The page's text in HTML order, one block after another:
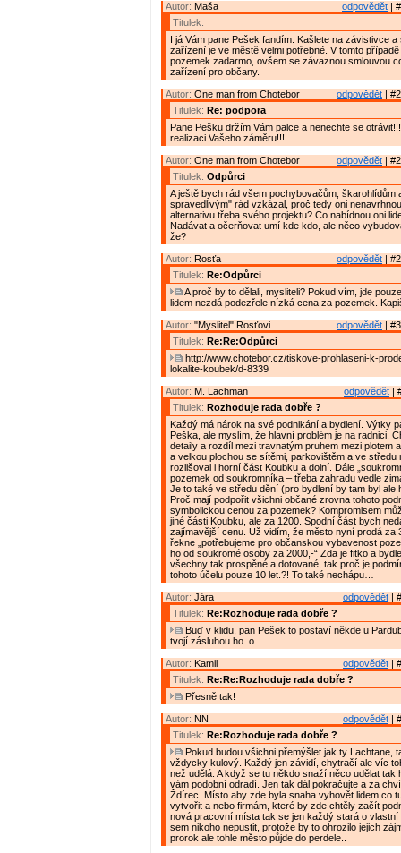
odpovědět |
Autor: Maša
Titulek:
I já Vám pane Pešek fandím. Kašlete na závistivce a
zařízení je ve městě velmi potřebné. V tomto
pozemek zadarmo, ovšem se závaznou smlouvou
zařízení pro občany.
odpovědět |
Autor: One man from Chotebor
Titulek: Re: podpora
Pane Pešku držím Vám palce a nenechte se
realizaci Vašeho záměru!!!
odpovědět |
Autor: One man from Chotebor
Titulek: Odpůrci
A ještě bych rád všem pochybovačům, škarohlídům
spravedlivým" rád vzkázal, proč tedy oni
alternativu třeba svého projektu? Co nabídnou oni
Nadávat a očerňovat umí kde kdo, ale něco
že?
odpovědět |
Autor: Rosťa
Titulek: Re:Odpůrci
A proč by to dělali, mysliteli? Pokud vím, jde
lidem nezdá podezřele nízká cena za pozemek.
odpovědět |
Autor: "Myslitel" Rosťovi
Titulek: Re:Re:Odpůrci
http://www.chotebor.cz/tiskove-prohlaseni-k-
lokalite-koubek/d-8339
odpovědět |
Autor: M. Lachman
Titulek: Rozhoduje rada dobře ?
Každý má nárok na své podnikání a bydlení. Výtky
Peška, ale myslím, že hlavní problém je na radnici.
detaily a rozdíl mezi travnatým pruhem mezi plotem
a velkou plochou se sítěmi, parkovištěm a ve středu
rozlišoval i horní část Koubku a dolní. Dále
pozemek od soukromníka – třeba zahradu vedle
Je to také ve středu dění (pro bydlení by tam byl ale
Proč mají podpořit všichni občané zrovna tohoto
symbolickou cenou za pozemek? Kompromisem
jiné části Koubku, ale za 1200. Spodní část bych
zajímavější cenu. Už vidím, že město nyní prodá za
řekne „potřebujeme pro občanskou vybavenost
ho od soukromé osoby za 2000,-“ Zda je fitko a
všechny tak prospěné a dotované, tak proč je
tohoto účelu pouze 10 let.?! To také nechápu…
odpovědět |
Autor: Jára
Titulek: Re:Rozhoduje rada dobře ?
Buď v klidu, pan Pešek to postaví někde u
tvojí zásluhou ho..o.
odpovědět |
Autor: Kamil
Titulek: Re:Re:Rozhoduje rada dobře ?
Přesně tak!
odpovědět |
Autor: NN
Titulek: Re:Rozhoduje rada dobře ?
Pokud budou všichni přemýšlet jak ty Lachtane,
vždycky kulový. Každý jen závidí, chytračí ale víc
než udělá. A když se tu někdo snaží něco udělat tak
vám podobní odradí. Jen tak dál pokračujte a za
Ždírec. Místo aby zde byla snaha vyhovět lidem co
vytvořit a nebo firmám, které by zde chtěly začít
nová pracovní místa tak se jen každý stará o
sem nikoho nepustit, protože by to ohrozilo jejich
prorok ale tohle město půjde do perdele..